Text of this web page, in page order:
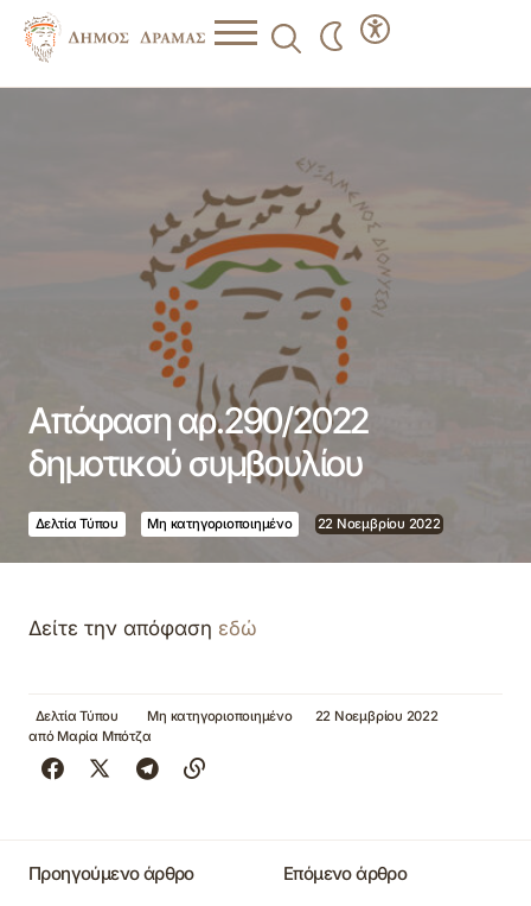
Απόφαση αρ.290/2022
δημοτικού συμβουλίου
Δελτία Τύπου Μη κατηγοριοποιημένο 22 Νοεμβρίου 2022
Δείτε την απόφαση εδώ
Δελτία Τύπου Μη κατηγοριοποιημένο
22 Νοεμβρίου 2022
από Μαρία Μπότζα
Προηγούμενο άρθρο Επόμενο άρθρο